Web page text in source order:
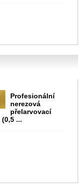
Profesionální
nerezová
přelarvovací
...